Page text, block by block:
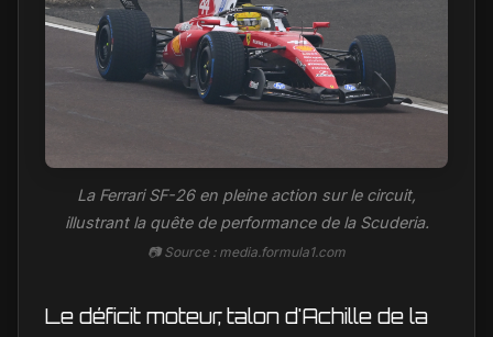
La Ferrari SF-26 en pleine action sur le circuit,
illustrant la quête de performance de la Scuderia.
📷 Source : media.formula1.com
Le déficit moteur, talon d'Achille de la